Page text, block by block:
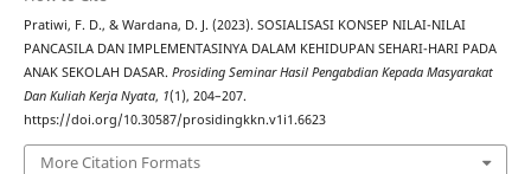
Pratiwi, F. D., & Wardana, D. J. (2023). SOSIALISASI KONSEP NILAI-NILAI
PANCASILA DAN IMPLEMENTASINYA DALAM KEHIDUPAN SEHARI-HARI PADA
ANAK SEKOLAH DASAR. Prosiding Seminar Hasil Pengabdian Kepada Masyarakat
Dan Kuliah Kerja Nyata, 1(1), 204–207.
https://doi.org/10.30587/prosidingkkn.v1i1.6623
More Citation Formats